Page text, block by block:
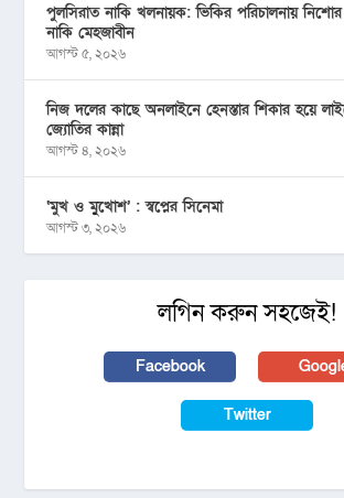
পুলসিরাত নাকি খলনায়ক: ভিকির পরিচালনায়
নাকি মেহজাবীন
আগস্ট ৫, ২০২৬
নিজ দলের কাছে অনলাইনে হেনস্তার শিকার হয়ে
জ্যোতির কান্না
আগস্ট ৪, ২০২৬
‘মুখ ও মু্খোশ’ : স্বপ্নের সিনেমা
আগস্ট ৩, ২০২৬
লগিন করুন সহজেই!
Facebook
Twitter